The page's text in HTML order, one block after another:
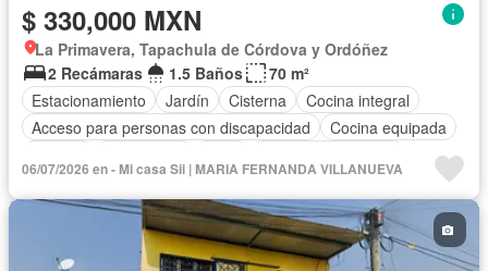
$ 330,000 MXN
La Primavera, Tapachula de Córdova y Ordóñez
2 Recámaras
1.5 Baños
70 m²
Estacionamiento
Jardín Cisterna
Cocina integral
Acceso para personas con discapacidad
Cocina equipada
Zonas verdes
Vista panorámica
Recámara con closet
Sin amueblar
06/07/2026 en - Mi casa Sii | MARIA FERNANDA VILLANUEVA